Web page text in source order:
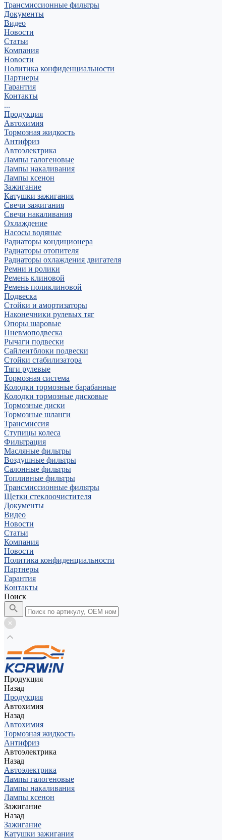
Трансмиссионные фильтры
Документы
Видео
Новости
Статьи
Компания
Новости
Политика конфиденциальности
Партнеры
Гарантия
Контакты
...
Продукция
Автохимия
Тормозная жидкость
Антифриз
Автоэлектрика
Лампы галогеновые
Лампы накаливания
Лампы ксенон
Зажигание
Катушки зажигания
Свечи зажигания
Свечи накаливания
Охлаждение
Насосы водяные
Радиаторы кондиционера
Радиаторы отопителя
Радиаторы охлаждения двигателя
Ремни и ролики
Ремень клиновой
Ремень поликлиновой
Подвеска
Стойки и амортизаторы
Наконечники рулевых тяг
Опоры шаровые
Пневмоподвеска
Рычаги подвески
Сайлентблоки подвески
Стойки стабилизатора
Тяги рулевые
Тормозная система
Колодки тормозные барабанные
Колодки тормозные дисковые
Тормозные диски
Тормозные шланги
Трансмиссия
Ступицы колеса
Фильтрация
Масляные фильтры
Воздушные фильтры
Салонные фильтры
Топливные фильтры
Трансмиссионные фильтры
Щетки стеклоочистителя
Документы
Видео
Новости
Статьи
Компания
Новости
Политика конфиденциальности
Партнеры
Гарантия
Контакты
Поиск
Продукция
Назад
Продукция
Автохимия
Назад
Автохимия
Тормозная жидкость
Антифриз
Автоэлектрика
Назад
Автоэлектрика
Лампы галогеновые
Лампы накаливания
Лампы ксенон
Зажигание
Назад
Зажигание
Катушки зажигания